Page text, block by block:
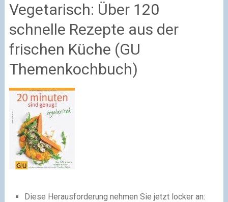
Vegetarisch: Über 120
schnelle Rezepte aus der
frischen Küche (GU
Themenkochbuch)
Diese Herausforderung nehmen Sie jetzt locker an: